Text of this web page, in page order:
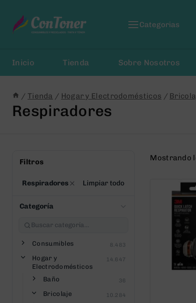
Contenido
Categorias
Inicio Tienda Sobre Nosotros
/ Tienda / Hogar y Electrodomésticos /
Respiradores
Mostrando
Filtros
Respiradores Limpiar todo
Categoría
Consumibles 8.483
Hogar y
Electrodomésticos
14.647
Baño 36
Bricolaje 10.284